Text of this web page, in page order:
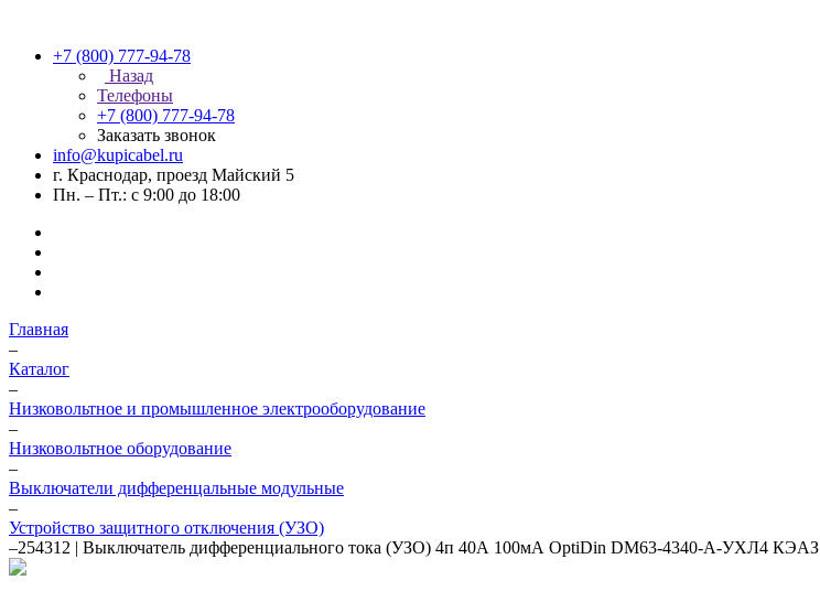
+7 (800) 777-94-78
Назад
Телефоны
+7 (800) 777-94-78
Заказать звонок
info@kupicabel.ru
г. Краснодар, проезд Майский 5
Пн. – Пт.: с 9:00 до 18:00
Главная
–
Каталог
–
Низковольтное и промышленное электрооборудование
–
Низковольтное оборудование
–
Выключатели дифференцальные модульные
–
Устройство защитного отключения (УЗО)
–254312 | Выключатель дифференциального тока (УЗО) 4п 40А 100мА OptiDin DМ63-4340-A-УХЛ4 КЭАЗ